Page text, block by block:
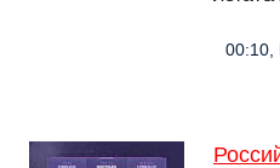
00:10,